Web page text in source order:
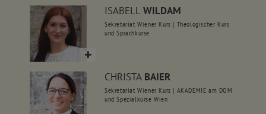
ISABELLWILDAM
Sekretariat Wiener Kurs | Theologischer Kurs
und Sprachkurse
CHRISTA BAIER
Sekretariat Wiener Kurs | AKADEMIE am DOM
und Spezialkurse Wien